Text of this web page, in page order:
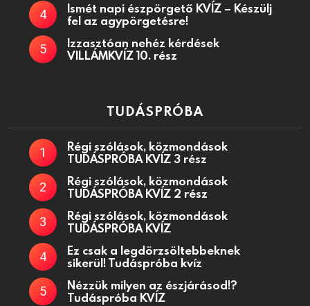
Ismét napi észpörgető KVÍZ – Készülj
fel az agypörgetésre!
Izzasztóan nehéz kérdések
VILLÁMKVÍZ 10. rész
TUDÁSPRÓBA
Régi szólások, közmondások
TUDÁSPRÓBA KVÍZ 3 rész
Régi szólások, közmondások
TUDÁSPRÓBA KVÍZ 2 rész
Régi szólások, közmondások
TUDÁSPRÓBA KVÍZ
Ez csak a legdörzsöltebbeknek
sikerül! Tudáspróba kvíz
Nézzük milyen az észjárásod!?
Tudáspróba KVÍZ